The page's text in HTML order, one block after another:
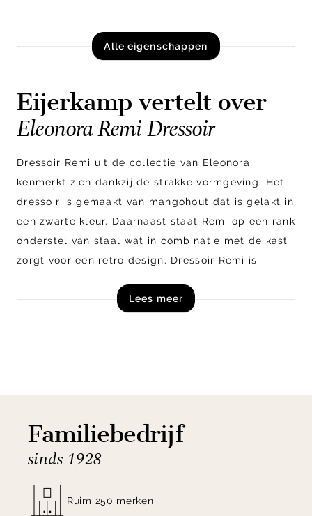
Alle eigenschappen
Eijerkamp vertelt over
Eleonora Remi Dressoir
Dressoir Remi uit de collectie van Eleonora
kenmerkt zich dankzij de strakke vormgeving. Het
dressoir is gemaakt van mangohout dat is gelakt in
een zwarte kleur. Daarnaast staat Remi op een rank
onderstel van staal wat in combinatie met de kast
zorgt voor een retro design. Dressoir Remi is
subtiele metalen handgreepjes en een plank aan
Shop dressoir Remi van Eleonora online of in onze
woonwinkel in Zutphen!
Lees meer
Familiebedrijf
sinds 1928
Ruim 250 merken